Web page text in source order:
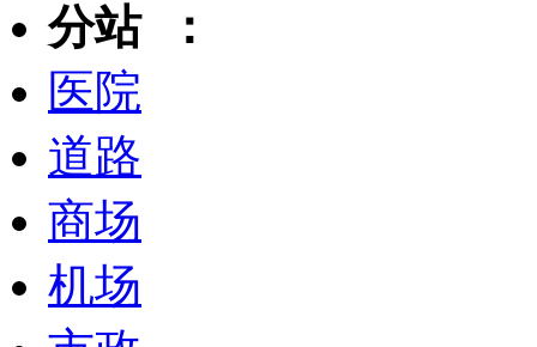
分站 ：
医院
道路
商场
机场